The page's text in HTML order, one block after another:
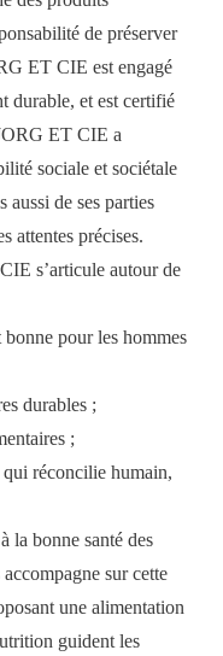
de préserver
ET CIE est engagé
durable, et est certifié
ET CIE a
sociale et sociétale
aussi de ses parties
attentes précises.
s’articule autour de
pour les hommes
durables ;
;
qui réconcilie humain,
la bonne santé des
sur cette
une alimentation
guident les